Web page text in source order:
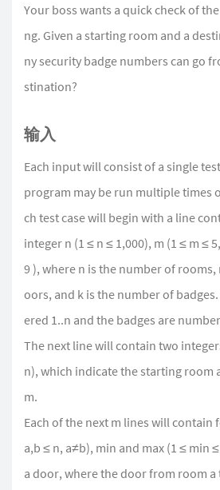
Your boss wants a quick check of
ng. Given a starting room and a
ny security badge numbers can go
stination?
输入
Each input will consist of a single
program may be run multiple times
ch test case will begin with a line
integer n (1 ≤ n ≤ 1,000), m (1 ≤ m ≤
9 ), where n is the number of
oors, and k is the number of
ered 1..n and the badges are
The next line will contain two
n), which indicate the starting room
m.
Each of the next m lines will contain
a,b ≤ n, a≠b), min and max (1 ≤ min
a door, where the door from room